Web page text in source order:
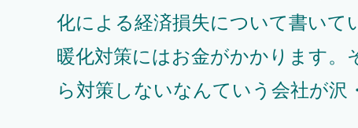
化による経済損失について書いて
暖化対策にはお金がかかります
ら対策しないなんていう会社が沢